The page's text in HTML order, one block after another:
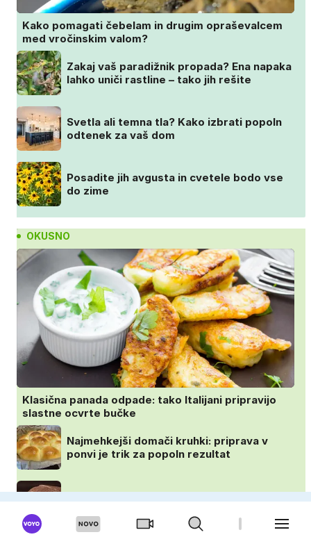
Kako pomagati čebelam in drugim opraševalcem
med vročinskim valom?
Zakaj vaš paradižnik propada? Ena napaka
lahko uniči rastline – tako jih rešite
Svetla ali temna tla? Kako izbrati popoln
odtenek za vaš dom
Posadite jih avgusta in cvetele bodo vse
do zime
OKUSNO
Klasična panada odpade: tako Italijani pripravijo
slastne ocvrte bučke
Najmehkejši domači kruhki: priprava v
ponvi je trik za popoln rezultat
Najlepši zaključek nedeljskega kosila: 8